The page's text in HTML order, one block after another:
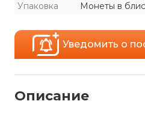
Упаковка
Монеты в
Уведомить о
Описание